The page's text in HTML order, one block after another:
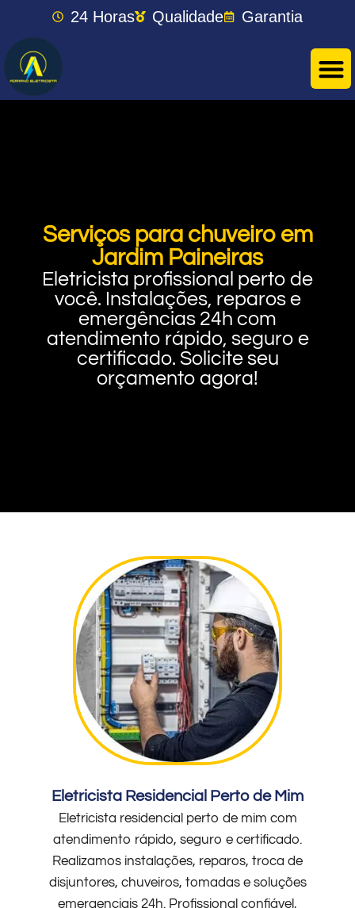
24 Horas Qualidade Garantia
Serviços para chuveiro em
Jardim Paineiras
Eletricista profissional perto de
você. Instalações, reparos e
emergências 24h com
atendimento rápido, seguro e
certificado. Solicite seu
orçamento agora!
Eletricista Residencial Perto de Mim
Eletricista residencial perto de mim com
atendimento rápido, seguro e certificado.
Realizamos instalações, reparos, troca de
disjuntores, chuveiros, tomadas e soluções
emergenciais 24h. Profissional confiável,